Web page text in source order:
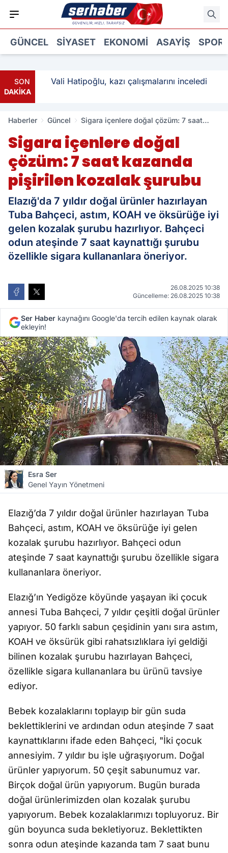
GÜNCEL SIYASET EKONOMI ASAYIŞ SPOR
SON
DAKİKA
Vali Hatipoğlu, kazı çalışmalarını inceledi
Haberler Güncel
Sigara içenlere doğal çözüm: 7 saat
Sigara içenlere doğal
çözüm: 7 saat kazanda
pişirilen kozalak şurubu
Elazığ'da 7 yıldır doğal ürünler hazırlayan
Tuba Bahçeci, astım, KOAH ve öksürüğe iyi
gelen kozalak şurubu hazırlıyor. Bahçeci
odun ateşinde 7 saat kaynattığı şurubu
özellikle sigara kullananlara öneriyor.
26.08.2025 10:38
Güncelleme: 26.08.2025 10:38
Ser Haber kaynağını Google'da tercih edilen kaynak olarak
ekleyin!
Esra Ser
Genel Yayın Yönetmeni
Elazığ’da 7 yıldır doğal ürünler hazırlayan Tuba
Bahçeci, astım, KOAH ve öksürüğe iyi gelen
kozalak şurubu hazırlıyor. Bahçeci odun
ateşinde 7 saat kaynattığı şurubu özellikle sigara
kullananlara öneriyor.
Elazığ’ın Yedigöze köyünde yaşayan iki çocuk
annesi Tuba Bahçeci, 7 yıldır çeşitli doğal ürünler
yapıyor. 50 farklı sabun çeşidinin yanı sıra astım,
KOAH ve öksürük gibi rahatsızlıklara iyi geldiği
bilinen kozalak şurubu hazırlayan Bahçeci,
özellikle sigara kullananlara bu ürünü tavsiye
ediyor.
Bebek kozalaklarını toplayıp bir gün suda
beklettiklerini ve ardından odun ateşinde 7 saat
kaynattıklarını ifade eden Bahçeci, "İki çocuk
annesiyim. 7 yıldır bu işle uğraşıyorum. Doğal
ürünler yapıyorum. 50 çeşit sabunumuz var.
Birçok doğal ürün yapıyorum. Bugün burada
doğal ürünlerimizden olan kozalak şurubu
yapıyorum. Bebek kozalaklarımızı topluyoruz. Bir
gün boyunca suda bekletiyoruz. Beklettikten
sonra odun ateşinde kazanda tam 7 saat bunu